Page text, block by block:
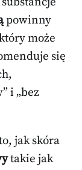
powinny
może
się
i „bez
jak skóra
takie jak